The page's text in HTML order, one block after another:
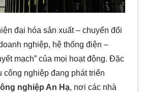
đại hóa sản xuất – chuyển đổi
nghiệp, hệ thống điện –
mạch” của mọi hoạt động. Đặc
công nghiệp đang phát triển
nghiệp An Hạ, nơi các nhà